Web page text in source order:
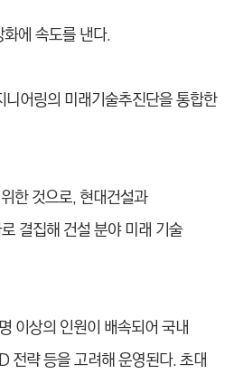
에 속도를 낸다.
어링의 미래기술추진단을 통합한
한 것으로, 현대건설과
결집해 건설 분야 미래 기술
이상의 인원이 배속되어 국내
전략 등을 고려해 운영된다. 초대